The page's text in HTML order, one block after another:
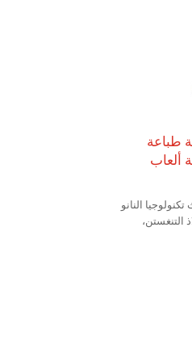
طباعة
ألعاب
النانو
وعاء الزيت